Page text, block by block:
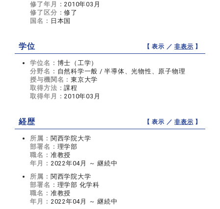
修了年月：2010年03月
修了区分：修了
国名： 日本国
学位 【 表示 ／非表示 】
学位名： 博士（工学）
分野名： 自然科学一般 / 半導体、光物性、原子物理
授与機関名：東京大学
取得方法：課程
取得年月：2010年03月
経歴 【 表示 ／非表示 】
所属： 関西学院大学
部署名： 理学部
職名： 准教授
年月： 2022年04月 ～ 継続中
所属： 関西学院大学
部署名： 理学部 化学科
職名： 准教授
年月： 2022年04月 ～ 継続中